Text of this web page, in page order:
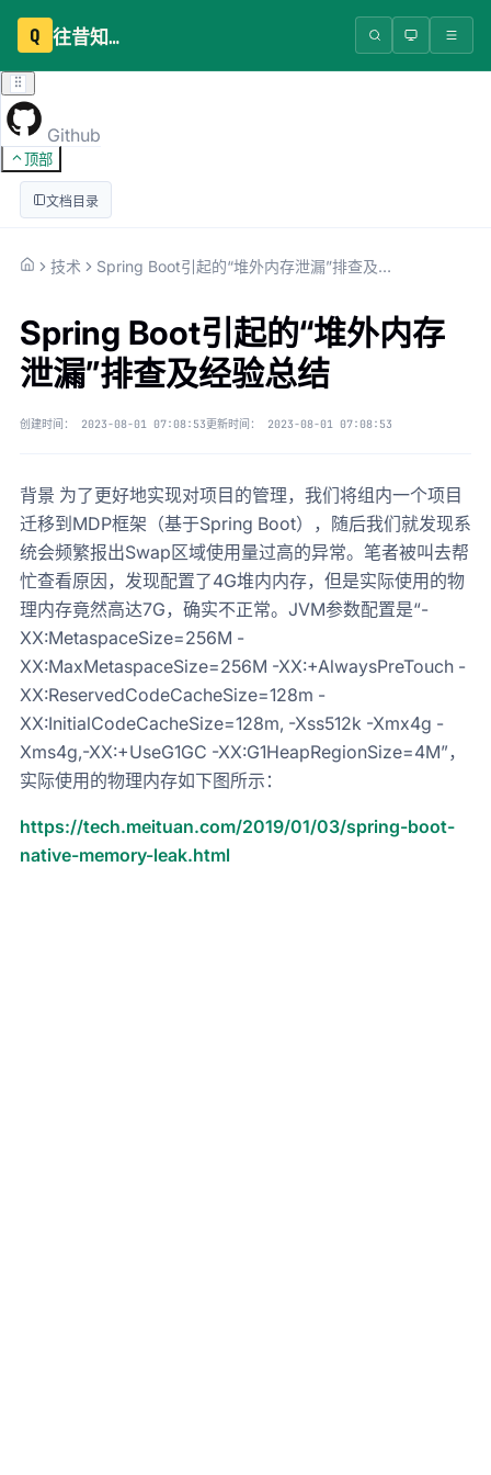
Q 往昔知识库
Github
顶部
文档目录
技术 Spring Boot引起的“堆外内存泄漏”排查及经验总结
Spring Boot引起的“堆外内存
泄漏”排查及经验总结
创建时间： 2023-08-01 07:08:53更新时间： 2023-08-01 07:08:53
背景 为了更好地实现对项目的管理，我们将组内一个项目
迁移到MDP框架（基于Spring Boot），随后我们就发现系
统会频繁报出Swap区域使用量过高的异常。笔者被叫去帮
忙查看原因，发现配置了4G堆内内存，但是实际使用的物
理内存竟然高达7G，确实不正常。JVM参数配置是“-
XX:MetaspaceSize=256M -
XX:MaxMetaspaceSize=256M -XX:+AlwaysPreTouch -
XX:ReservedCodeCacheSize=128m -
XX:InitialCodeCacheSize=128m, -Xss512k -Xmx4g -
Xms4g,-XX:+UseG1GC -XX:G1HeapRegionSize=4M”，
实际使用的物理内存如下图所示：
https://tech.meituan.com/2019/01/03/spring-boot-
native-memory-leak.html